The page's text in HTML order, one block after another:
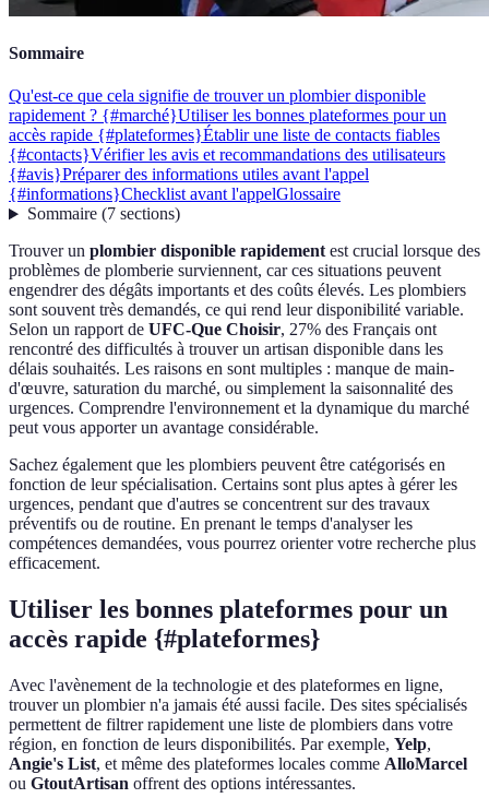
Sommaire
Qu'est-ce que cela signifie de trouver un plombier disponible
rapidement ? {#marché}Utiliser les bonnes plateformes pour un
accès rapide {#plateformes}Établir une liste de contacts fiables
{#contacts}Vérifier les avis et recommandations des utilisateurs
{#avis}Préparer des informations utiles avant l'appel
{#informations}Checklist avant l'appelGlossaire
Sommaire(7 sections)
Trouver un plombier disponible rapidementest crucial lorsque des
problèmes de plomberie surviennent, car ces situations peuvent
engendrer des dégâts importants et des coûts élevés. Les plombiers
sont souvent très demandés, ce qui rend leur disponibilité variable.
Selon un rapport de UFC-Que Choisir, 27% des Français ont
rencontré des difficultés à trouver un artisan disponible dans les
délais souhaités. Les raisons en sont multiples : manque de main-
d'œuvre, saturation du marché, ou simplement la saisonnalité des
urgences. Comprendre l'environnement et la dynamique du marché
peut vous apporter un avantage considérable.
Sachez également que les plombiers peuvent être catégorisés en
fonction de leur spécialisation. Certains sont plus aptes à gérer les
urgences, pendant que d'autres se concentrent sur des travaux
préventifs ou de routine. En prenant le temps d'analyser les
compétences demandées, vous pourrez orienter votre recherche plus
efficacement.
Utiliser les bonnes plateformes pour un
accès rapide {#plateformes}
Avec l'avènement de la technologie et des plateformes en ligne,
trouver un plombier n'a jamais été aussi facile. Des sites spécialisés
permettent de filtrer rapidement une liste de plombiers dans votre
région, en fonction de leurs disponibilités. Par exemple, Yelp,
Angie's List, et même des plateformes locales comme AlloMarcel
ou GtoutArtisan offrent des options intéressantes.